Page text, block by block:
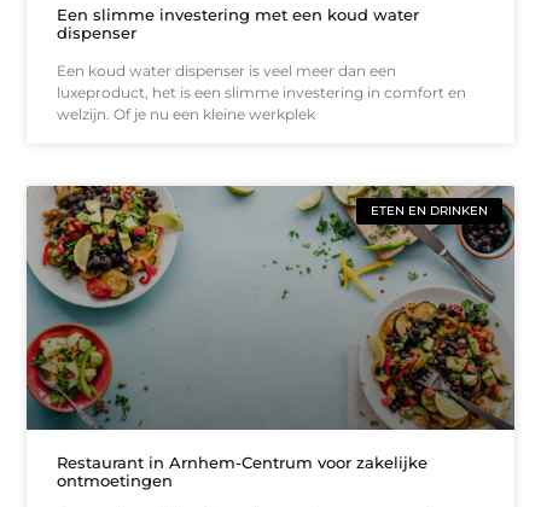
Een slimme investering met een koud water
dispenser
Een koud water dispenser is veel meer dan een
luxeproduct, het is een slimme investering in comfort en
welzijn. Of je nu een kleine werkplek
ETEN EN DRINKEN
Restaurant in Arnhem-Centrum voor zakelijke
ontmoetingen